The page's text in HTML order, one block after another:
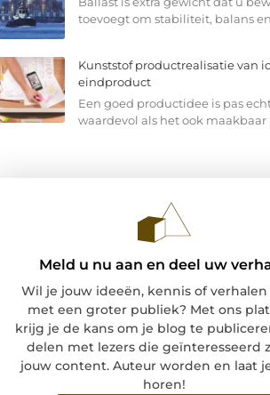
toevoegt om stabiliteit, balans en
Kunststof productrealisatie van
eindproduct
Een goed productidee is pas
waardevol als het ook maakbaar
Meld u nu aan en deel uw
Wil je jouw ideeën, kennis of
met een groter publiek? Met ons
krijg je de kans om je blog te
delen met lezers die geïnteresseerd
jouw content. Auteur worden en laat
horen!